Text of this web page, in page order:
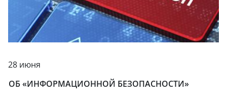
28 июня
ОБ «ИНФОРМАЦИОННОЙ БЕЗОПАСНОСТИ»